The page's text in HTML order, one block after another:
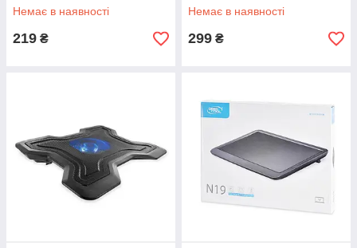
Немає в наявності
219 ₴
Немає в наявності
299 ₴